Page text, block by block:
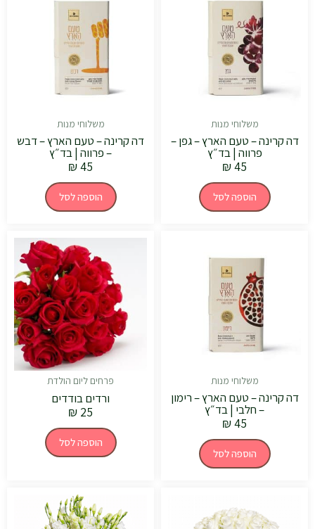
משלוחי מנות
דה קרינה – טעם הארץ – גפן –
פרווה | בד״ץ
₪45
הוספה לסל
משלוחי מנות
דה קרינה – טעם הארץ – דבש
– פרווה | בד״ץ
₪45
הוספה לסל
משלוחי מנות
דה קרינה – טעם הארץ – רימון
– חלבי | בד״ץ
₪45
הוספה לסל
פרחים ליום הולדת
ורדים בודדים
₪ 25
הוספה לסל